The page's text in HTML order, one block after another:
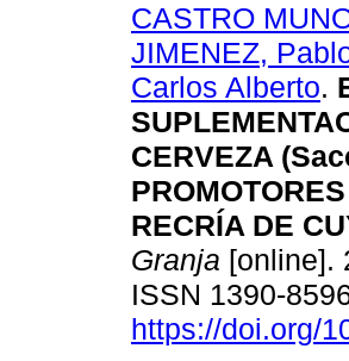
CASTRO
JIMENEZ,
Carlos Alberto.
CERVEZA
RECRÍA DE
Granja [online].
ISSN 1390-
https://doi.org/